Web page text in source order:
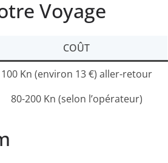
Voyage
COÛT
100 Kn (environ 13 €) aller-retour
80-200 Kn (selon l’opérateur)